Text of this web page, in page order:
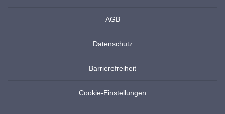
AGB
Datenschutz
Barrierefreiheit
Cookie-Einstellungen